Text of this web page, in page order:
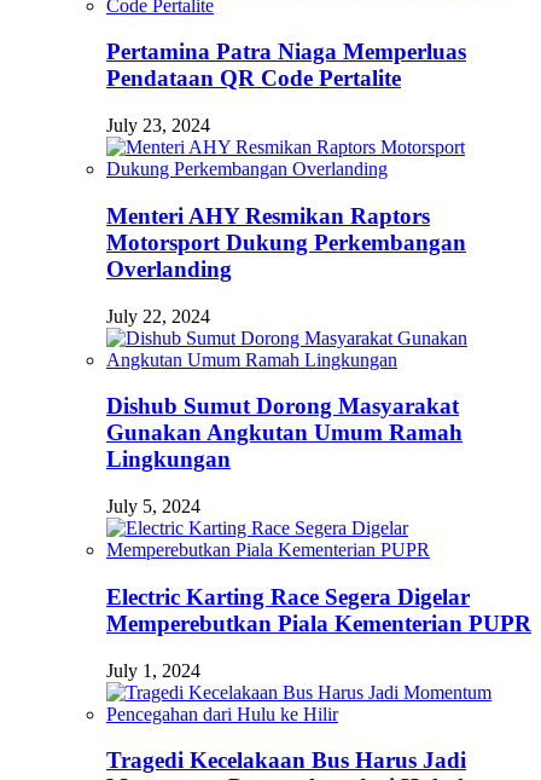
Pertamina Patra Niaga Memperluas
Pendataan QR Code Pertalite
July 23, 2024
Menteri AHY Resmikan Raptors
Motorsport Dukung Perkembangan
Overlanding
July 22, 2024
Dishub Sumut Dorong Masyarakat
Gunakan Angkutan Umum Ramah
Lingkungan
July 5, 2024
Electric Karting Race Segera Digelar
Memperebutkan Piala Kementerian PUPR
July 1, 2024
Tragedi Kecelakaan Bus Harus Jadi